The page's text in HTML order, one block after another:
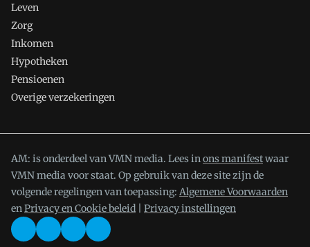
Leven
Zorg
Inkomen
Hypotheken
Pensioenen
Overige verzekeringen
AM: is onderdeel van VMN media. Lees inons manifestwaar
VMN media voor staat. Op gebruik van deze site zijn de
volgende regelingen van toepassing: Algemene Voorwaarden
enPrivacy en Cookie beleid Privacy instellingen